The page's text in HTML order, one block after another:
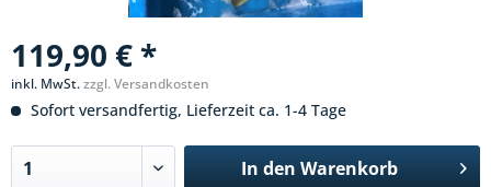
119,90 € *
inkl. MwSt.zzgl. Versandkosten
Sofort versandfertig, Lieferzeit ca. 1-4 Tage
In den Warenkorb